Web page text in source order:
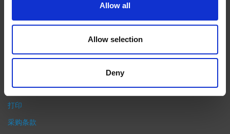
Allow all
Allow selection
Deny
产品性能等级的精致度十分关键。我们的机床采用完整的加工方法
（加工时间仅占其他方法所需时间的一小部分）来提高成品轮廓的
工解决方案系列可以触及您看不到的零件表面，并且对其进行成型
加工和完善，从而提供可以衡量改善程度的业绩。
政策
打印
采购条款